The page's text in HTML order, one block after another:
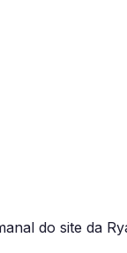
do site da